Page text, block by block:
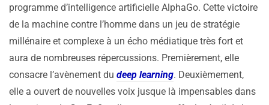
programme d’intelligence artificielle AlphaGo. Cette victoire
de la machine contre l’homme dans un jeu de stratégie
millénaire et complexe à un écho médiatique très fort et
aura de nombreuses répercussions. Premièrement, elle
consacre l’avènement du deep learning. Deuxièmement,
elle a ouvert de nouvelles voix jusque là impensables dans